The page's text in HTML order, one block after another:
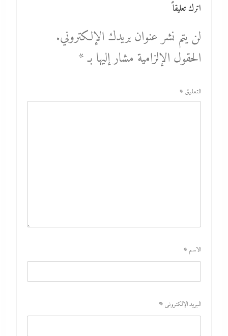
اترك تعليقاً
لن يتم نشر عنوان بريدك الإلكتروني.
الحقول الإلزامية مشار إليها بـ*
التعليق *
الاسم *
البريد الإلكتروني *
ما حذرنا منه يحدث: اشتباكات عنيفة لليوم الرابع بين الجيش الإثيوبي
وقوات تيجراي..ونظام آبي أحمد يرتعب
6 أغسطس، 2026